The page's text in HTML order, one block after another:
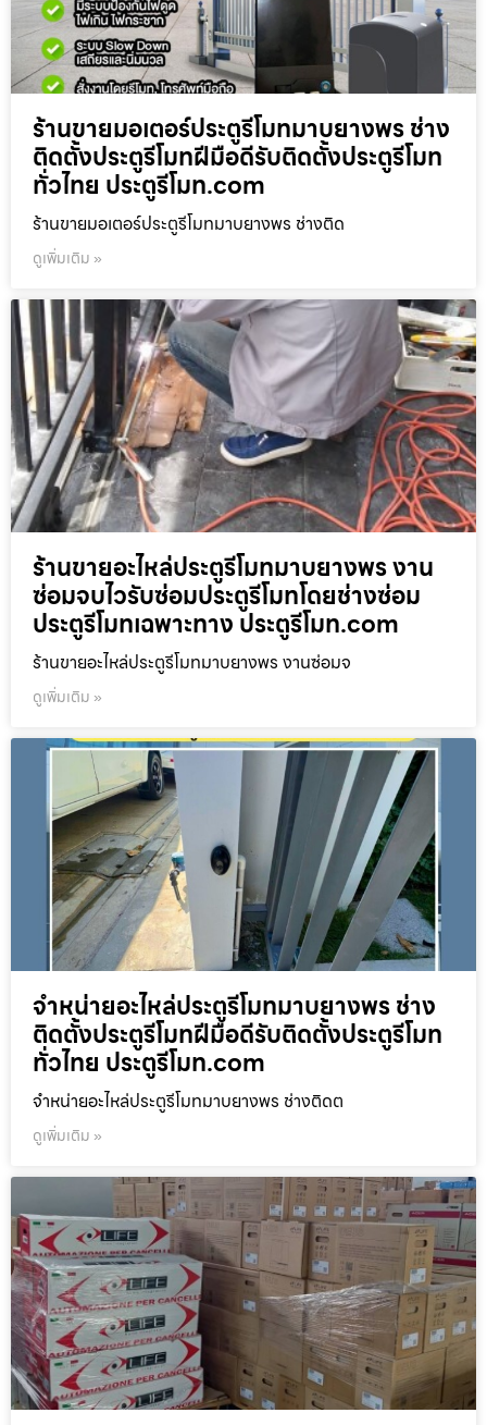
ร้านขายมอเตอร์ประตูรีโมทมาบยางพร ช่าง
ติดตั้งประตูรีโมทฝีมือดีรับติดตั้งประตูรีโมท
ทั่วไทย ประตูรีโมท.com
ร้านขายมอเตอร์ประตูรีโมทมาบยางพร ช่างติด
ดูเพิ่มเติม »
ร้านขายอะไหล่ประตูรีโมทมาบยางพร งาน
ซ่อมจบไวรับซ่อมประตูรีโมทโดยช่างซ่อม
ประตูรีโมทเฉพาะทาง ประตูรีโมท.com
ร้านขายอะไหล่ประตูรีโมทมาบยางพร งานซ่อมจ
ดูเพิ่มเติม »
จำหน่ายอะไหล่ประตูรีโมทมาบยางพร ช่าง
ติดตั้งประตูรีโมทฝีมือดีรับติดตั้งประตูรีโมท
ทั่วไทย ประตูรีโมท.com
จำหน่ายอะไหล่ประตูรีโมทมาบยางพร ช่างติดต
ดูเพิ่มเติม »